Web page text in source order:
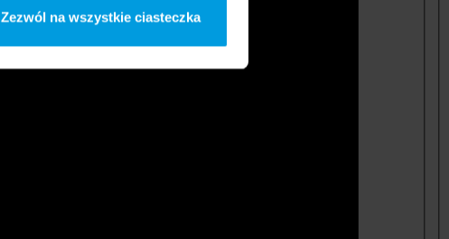
Zezwól na wszystkie ciasteczka